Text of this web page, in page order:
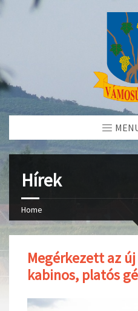
Skip
Hírek
Home
Megérkezett az
kabinos, platós